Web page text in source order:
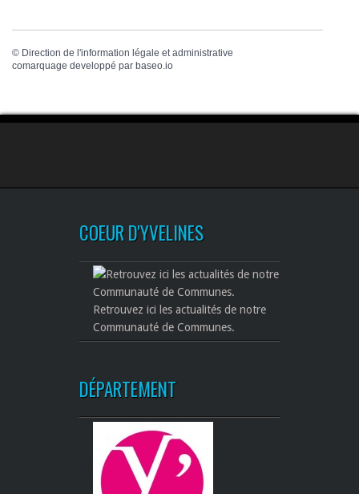
© Direction de l'information légale et administrative
comarquage developpé par baseo.io
COEUR D'YVELINES
Retrouvez ici les actualités de notre
Communauté de Communes.
DÉPARTEMENT